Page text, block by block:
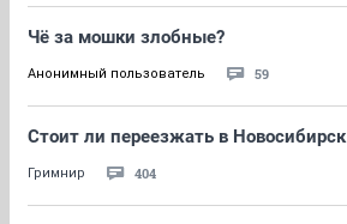
Чё за мошки злобные?
Анонимный пользователь 59
Стоит ли переезжать в Новосибирск
Гримнир 404